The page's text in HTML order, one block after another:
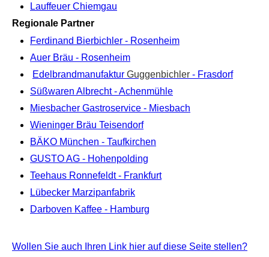
Lauffeuer Chiemgau
Regionale Partner
Ferdinand Bierbichler - Rosenheim
Auer Bräu - Rosenheim
Edelbrandmanufaktur Guggenbichler - Frasdorf
Süßwaren Albrecht - Achenmühle
Miesbacher Gastroservice - Miesbach
Wieninger Bräu Teisendorf
BÄKO München - Taufkirchen
GUSTO AG - Hohenpolding
Teehaus Ronnefeldt - Frankfurt
Lübecker Marzipanfabrik
Darboven Kaffee - Hamburg
Wollen Sie auch Ihren Link hier auf diese Seite stellen?